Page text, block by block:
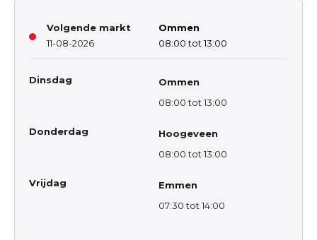
Volgende markt
11-08-2026
Ommen
08:00 tot 13:00
Dinsdag
Ommen
08:00 tot 13:00
Donderdag
Hoogeveen
08:00 tot 13:00
Vrijdag
Emmen
07:30 tot 14:00